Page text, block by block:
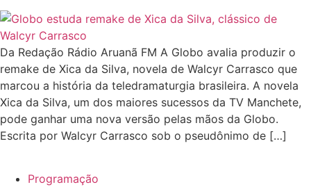
Da Redação Rádio Aruanã FM A Globo avalia produzir o
remake de Xica da Silva, novela de Walcyr Carrasco que
marcou a história da teledramaturgia brasileira. A novela
Xica da Silva, um dos maiores sucessos da TV Manchete,
pode ganhar uma nova versão pelas mãos da Globo.
Escrita por Walcyr Carrasco sob o pseudônimo de […]
Programação